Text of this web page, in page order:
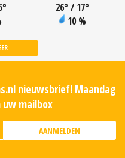
°
26° / 17°
10 %
nieuwsbrief! Maandag
uw mailbox
AANMELDEN